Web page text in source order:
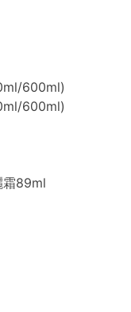
600ml)
600ml)
霜89ml